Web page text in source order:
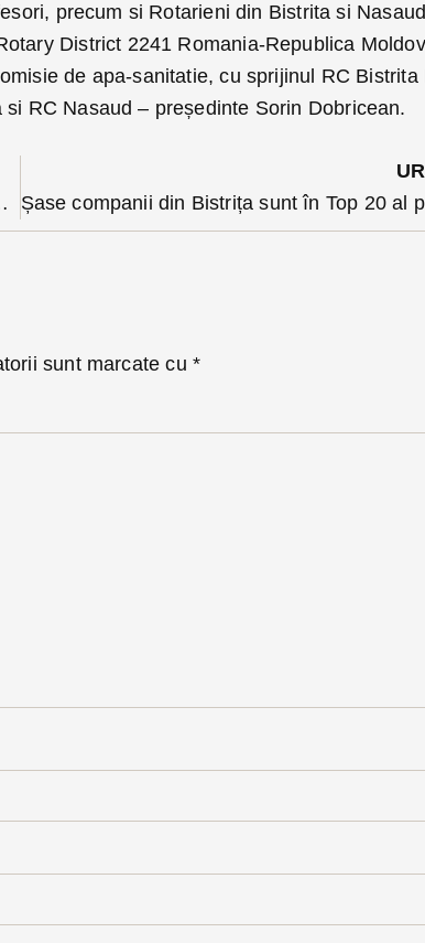
precum si Rotarieni din Bistrita si
District 2241 Romania-Republica
de apa-sanitatie, cu sprijinul RC Bistrita
RC Nasaud – președinte Sorin Dobricean.
însă educația schimbă multe
sunt marcate cu *